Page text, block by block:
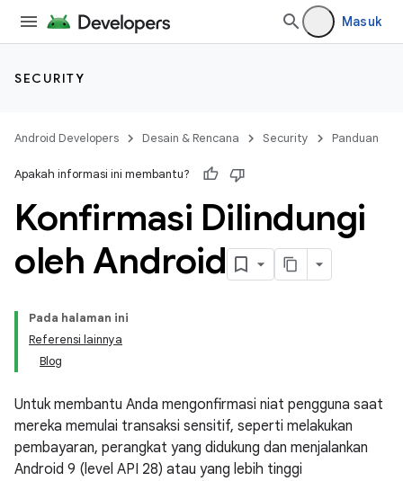
Masuk
SECURITY
Android Developers Desain & Rencana Security Panduan
Apakah informasi ini membantu?
Konfirmasi Dilindungi
oleh Android
Pada halaman ini
Referensi lainnya
Blog
Untuk membantu Anda mengonfirmasi niat pengguna saat
mereka memulai transaksi sensitif, seperti melakukan
pembayaran, perangkat yang didukung dan menjalankan
Android 9 (level API 28) atau yang lebih tinggi